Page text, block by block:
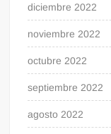
diciembre 2022
noviembre 2022
octubre 2022
septiembre 2022
agosto 2022